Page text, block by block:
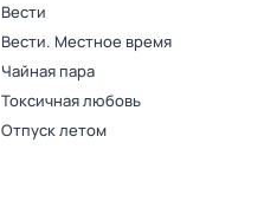
Вести
Вести. Местное время
Чайная пара
Токсичная любовь
Отпуск летом